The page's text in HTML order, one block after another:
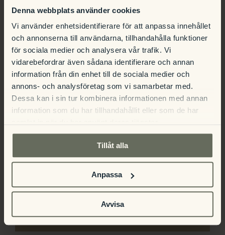
Denna webbplats använder cookies
Vi använder enhetsidentifierare för att anpassa innehållet
och annonserna till användarna, tillhandahålla funktioner
för sociala medier och analysera vår trafik. Vi
vidarebefordrar även sådana identifierare och annan
information från din enhet till de sociala medier och
annons- och analysföretag som vi samarbetar med.
Dessa kan i sin tur kombinera informationen med annan
information som du har tillhandahållit eller som de har
Tillåt alla
Anpassa
Avvisa
Afternoon Tea Konstutställning Starka Män
Detaljer
Datum:
Tid: